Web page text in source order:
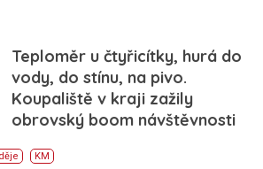
Teploměr u čtyřicítky, hurá do
vody, do stínu, na pivo.
Koupaliště v kraji zažily
obrovský boom návštěvnosti
KM